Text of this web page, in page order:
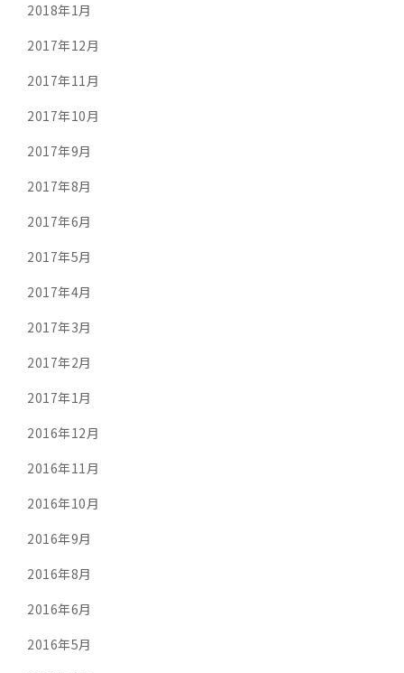
2018年1月
2017年12月
2017年11月
2017年10月
2017年9月
2017年8月
2017年6月
2017年5月
2017年4月
2017年3月
2017年2月
2017年1月
2016年12月
2016年11月
2016年10月
2016年9月
2016年8月
2016年6月
2016年5月